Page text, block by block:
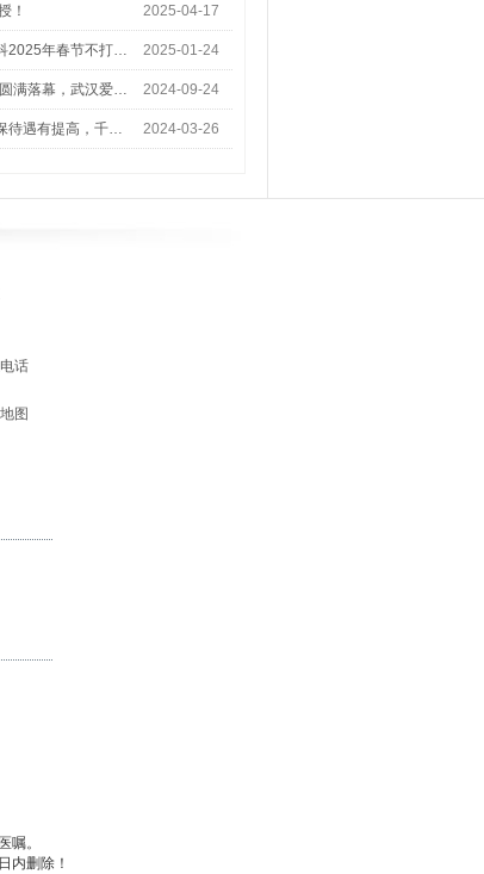
！ 2025-04-17
2025年春节不打… 2025-01-24
满落幕，武汉爱… 2024-09-24
待遇有提高，千… 2024-03-26
话
图
嘱。
内删除！